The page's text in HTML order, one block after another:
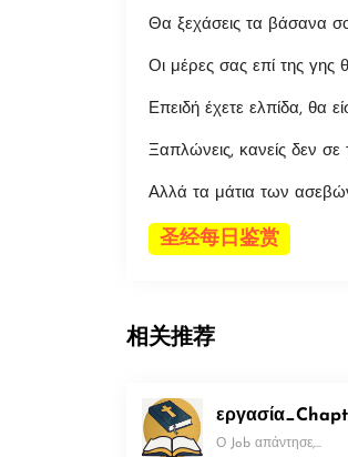
Θα ξεχάσεις τα βάσανα
Οι μέρες σας επί της γης
Επειδή έχετε ελπίδα, θα
Ξαπλώνεις, κανείς δεν σε
Αλλά τα μάτια των
圣经每日鉴赏
相关推荐
Ο Job απάντησε,...